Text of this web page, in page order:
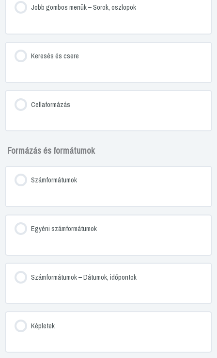
Jobb gombos menük – Sorok, oszlopok
Keresés és csere
Cellaformázás
Formázás és formátumok
Számformátumok
Egyéni számformátumok
Számformátumok – Dátumok, időpontok
Képletek